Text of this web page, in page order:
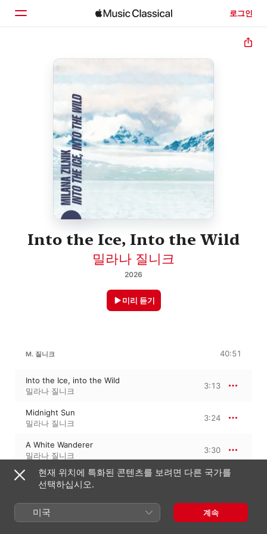
로그인
둘러보기
Into the Ice, Into the Wild
밀라나 질니크
2026
미리 듣기
M. 질니크 40:51
Into the Ice, into the Wild
밀라나 질니크
3:13
Midnight Sun
밀라나 질니크
3:24
A White Wanderer
밀라나 질니크
3:30
Beyond the 81st Parallel
밀라나 질니크
Through the Pack Ice
밀라나 질니크
3:15
현재 위치에 특화된 콘텐츠를 보려면 다른 국가를
선택하십시오.
미국 계속